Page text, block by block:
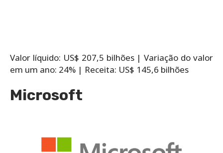
Valor líquido: US$ 207,5 bilhões |Variação do valor
em um ano: 24% | Receita: US$ 145,6 bilhões
Microsoft